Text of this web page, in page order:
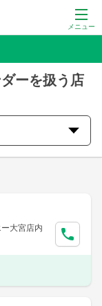
メニュー
ーを扱う店
大宮店内